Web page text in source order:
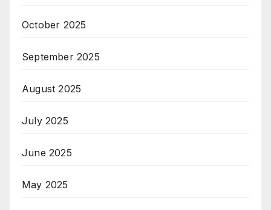
October 2025
September 2025
August 2025
July 2025
June 2025
May 2025